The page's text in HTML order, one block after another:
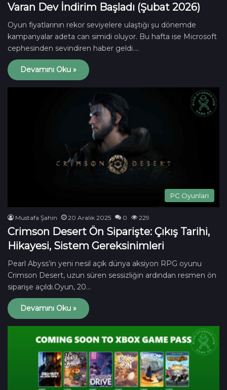
Varan Dev İndirim Başladı (Şubat 2026)
Oyun fiyatlarının rekor seviyelere ulaştığı şu dönemde
kampanyalar adeta can simidi oluyor. Bu hafta ise Microsoft
cephesinden sevindiren haber geldi.…
Devamını Oku »
PC Oyunları
Mustafa Şahin 20 Aralık 2025 0 229
Crimson Desert Ön Siparişte: Çıkış Tarihi,
Hikayesi, Sistem Gereksinimleri
Pearl Abyss’in yeni nesil açık dünya aksiyon RPG oyunu
Crimson Desert, uzun süren sessizliğin ardından resmen ön
siparişe açıldı.Oyun, 20…
Devamını Oku »